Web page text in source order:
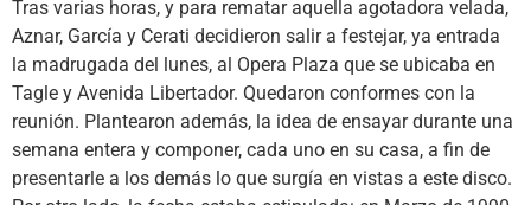
Tras varias horas, y para rematar aquella agotadora velada,
Aznar, García y Cerati decidieron salir a festejar, ya entrada
la madrugada del lunes, al Opera Plaza que se ubicaba en
Tagle y Avenida Libertador. Quedaron conformes con la
reunión. Plantearon además, la idea de ensayar durante una
semana entera y componer, cada uno en su casa, a fin de
presentarle a los demás lo que surgía en vistas a este disco.